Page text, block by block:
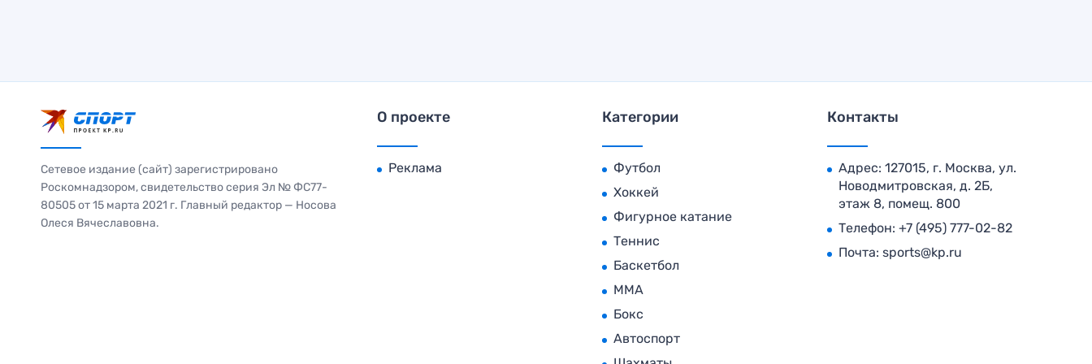
Сетевое издание (сайт) зарегистрировано
Роскомнадзором, свидетельство серия Эл № ФС77-
80505 от 15 марта 2021 г. Главный редактор — Носова
Олеся Вячеславовна.
О проекте
Реклама
Категории
Футбол
Хоккей
Фигурное катание
Теннис
Баскетбол
MMA
Бокс
Автоспорт
Контакты
Адрес: 127015, г. Москва, ул.
Новодмитровская, д. 2Б,
этаж 8, помещ. 800
Телефон: +7 (495) 777-02-82
Почта: sports@kp.ru